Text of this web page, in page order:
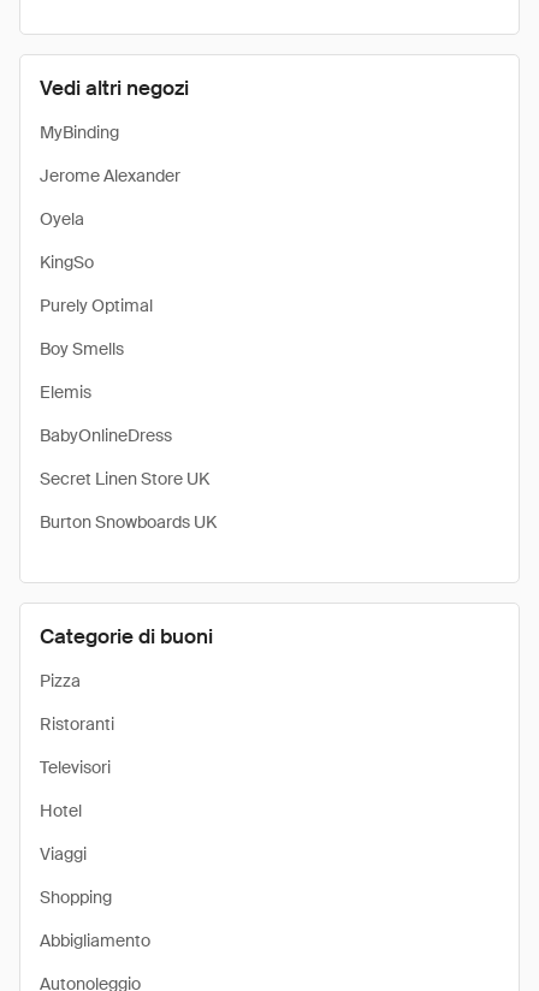
Vedi altri negozi
MyBinding
Jerome Alexander
Oyela
KingSo
Purely Optimal
Boy Smells
Elemis
BabyOnlineDress
Secret Linen Store UK
Burton Snowboards UK
Categorie di buoni
Pizza
Ristoranti
Televisori
Hotel
Viaggi
Shopping
Abbigliamento
Autonoleggio